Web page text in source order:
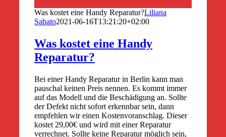
Was kostet eine Handy Reparatur?Liliana
Sabato2021-06-16T13:21:20+02:00
Was kostet eine Handy
Reparatur?
Bei einer Handy Reparatur in Berlin kann man
pauschal keinen Preis nennen. Es kommt immer
auf das Modell und die Beschädigung an. Sollte
der Defekt nicht sofort erkennbar sein, dann
empfehlen wir einen Kostenvoranschlag. Dieser
kostet 29,00€ und wird mit einer Reparatur
verrechnet. Sollte keine Reparatur möglich sein,